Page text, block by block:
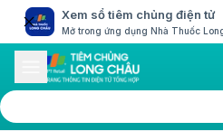
Xem sổ tiêm chủng điện tử
Mở trong ứng dụng Nhà Thuốc